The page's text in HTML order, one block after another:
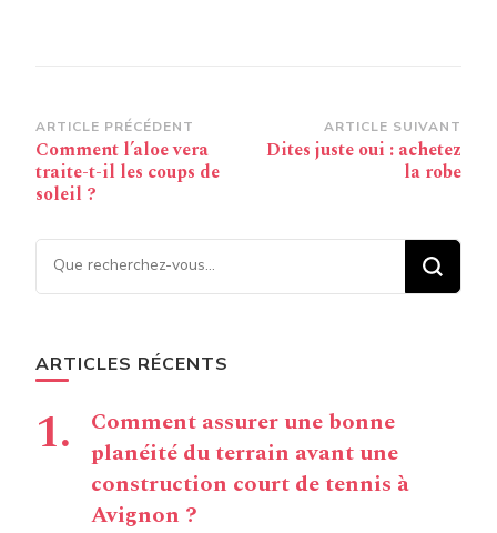
Navigation
d’article
ARTICLE PRÉCÉDENT
Comment l’aloe vera
traite-t-il les coups de
soleil ?
ARTICLE SUIVANT
Dites juste oui : achetez
la robe
Vous recherchiez quelque
chose ?
ARTICLES RÉCENTS
Comment assurer une bonne
planéité du terrain avant une
construction court de tennis à
Avignon ?